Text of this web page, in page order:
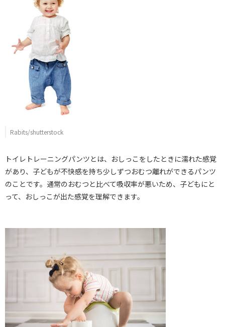
Rabits/shutterstock
トイレトレーニングパンツとは、おしっこをしたときに濡れた感覚
があり、子どもが不快感を持ち少しずつおむつ離れができるパンツ
のことです。通常のおむつと比べて吸収率が悪いため、子どもにと
って、おしっこが出た感覚を理解できます。